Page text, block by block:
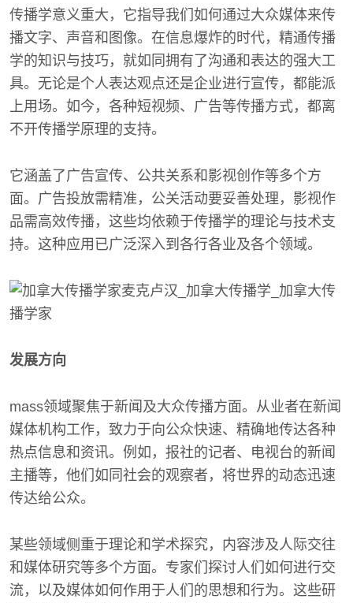
传播学意义重大，它指导我们如何通过大众媒体来传
播文字、声音和图像。在信息爆炸的时代，精通传播
学的知识与技巧，就如同拥有了沟通和表达的强大工
具。无论是个人表达观点还是企业进行宣传，都能派
上用场。如今，各种短视频、广告等传播方式，都离
不开传播学原理的支持。
它涵盖了广告宣传、公共关系和影视创作等多个方
面。广告投放需精准，公关活动要妥善处理，影视作
品需高效传播，这些均依赖于传播学的理论与技术支
持。这种应用已广泛深入到各行各业及各个领域。
发展方向
mass领域聚焦于新闻及大众传播方面。从业者在新闻
媒体机构工作，致力于向公众快速、精确地传达各种
热点信息和资讯。例如，报社的记者、电视台的新闻
主播等，他们如同社会的观察者，将世界的动态迅速
传达给公众。
某些领域侧重于理论和学术探究，内容涉及人际交往
和媒体研究等多个方面。专家们探讨人们如何进行交
流，以及媒体如何作用于人们的思想和行为。这些研